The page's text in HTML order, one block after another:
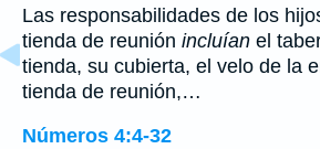
Las responsabilidades de los
tienda de reunión incluían el
tienda, su cubierta, el velo de la
tienda de reunión,…
Números 4:4-32